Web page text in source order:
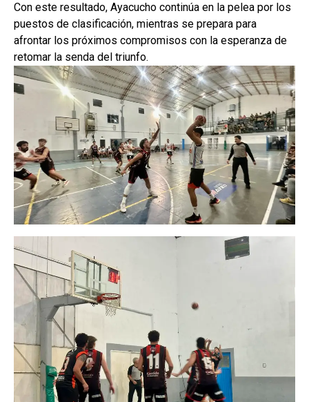
Con este resultado, Ayacucho continúa en la pelea por los
puestos de clasificación, mientras se prepara para
afrontar los próximos compromisos con la esperanza de
retomar la senda del triunfo.